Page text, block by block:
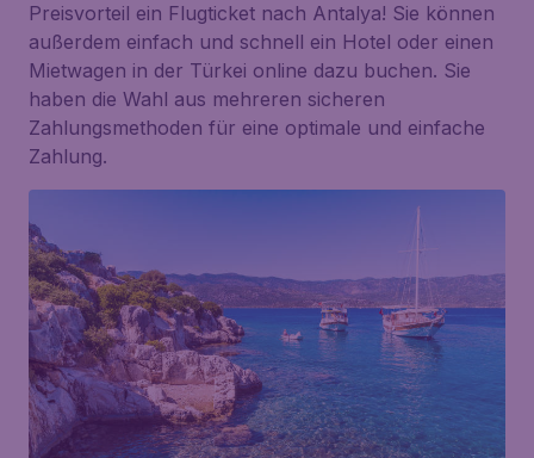
Preisvorteil ein Flugticket nach Antalya! Sie können
außerdem einfach und schnell ein Hotel oder einen
Mietwagen in der Türkei online dazu buchen. Sie
haben die Wahl aus mehreren sicheren
Zahlungsmethoden für eine optimale und einfache
Zahlung.